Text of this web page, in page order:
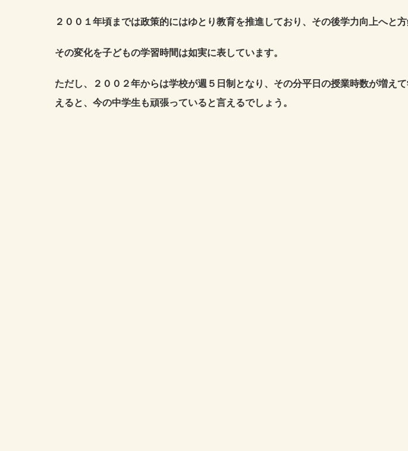
２００１年頃までは政策的にはゆとり教育を推進しており、その後学力向上へと方
その変化を子どもの学習時間は如実に表しています。
ただし、２００２年からは学校が週５日制となり、その分平日の授業時数が増え
えると、今の中学生も頑張っていると言えるでしょう。